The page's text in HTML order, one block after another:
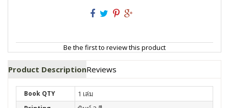
Be the first to review this product
Product DescriptionReviews
Book QTY 1 เล่ม